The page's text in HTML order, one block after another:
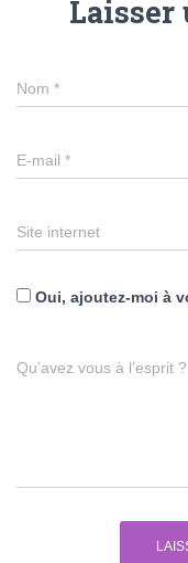
Laisser
Nom *
E-mail *
Site internet
Oui, ajoutez-moi à
Qu’avez vous à l’esprit ?